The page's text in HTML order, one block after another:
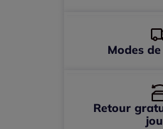
Modes
Retour